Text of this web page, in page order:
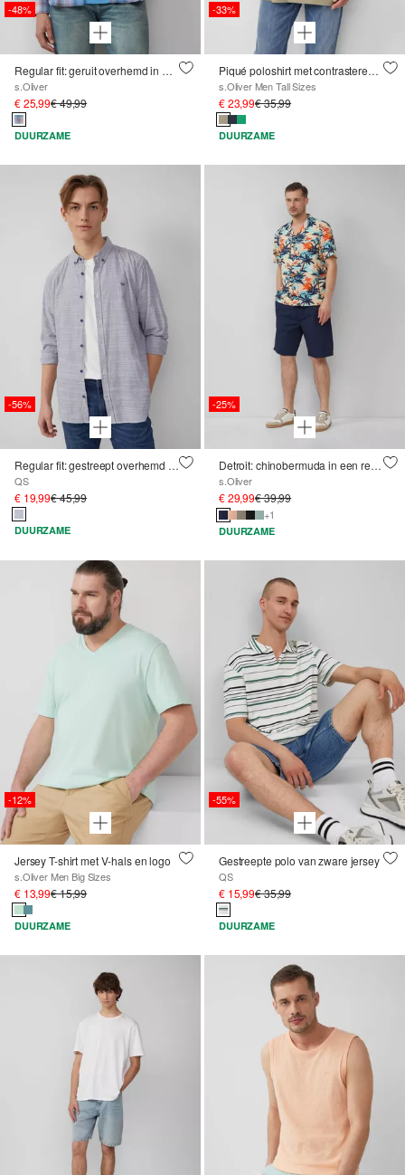
-48%
Regular fit: geruit overhemd in western look
s.Oliver
€ 25,99€ 49,99
DUURZAME
-33%
Piqué poloshirt met contrasterende details en logo
s.Oliver Men Tall Sizes
€ 23,99€ 35,99
DUURZAME
-56%
Regular fit: gestreept overhemd met logoborduursel
QS
€ 19,99€ 45,99
DUURZAME
-25%
Detroit: chinobermuda in een relaxed fit met elastische band
s.Oliver
€ 29,99€ 39,99
+1
DUURZAME
-12%
Jersey T-shirt met V-hals en logo
s.Oliver Men Big Sizes
€ 13,99€ 15,99
DUURZAME
-55%
Gestreepte polo van zware jersey
QS
€ 15,99€ 35,99
DUURZAME